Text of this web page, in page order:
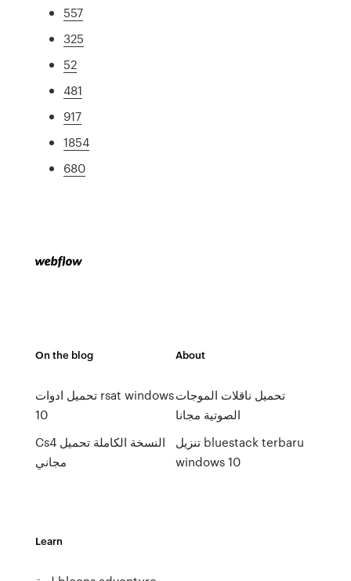
557
325
52
481
917
1854
680
On the blog
تحميل ادوات rsat windows
10
Cs4 النسخة الكاملة تحميل
مجاني
About
تحميل ناقلات الموجات
الصوتية مجانا
تنزيل bluestack terbaru
windows 10
Learn